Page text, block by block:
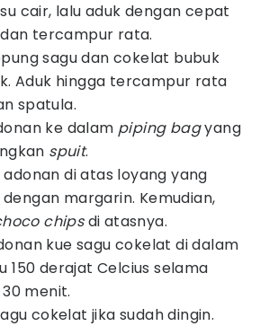
cair, lalu aduk dengan cepat
tercampur rata.
sagu dan cokelat bubuk
Aduk hingga tercampur rata
spatula.
ke dalam piping bagyang
spuit.
di atas loyang yang
margarin. Kemudian,
chipsdi atasnya.
kue sagu cokelat di dalam
150 derajat Celcius selama
menit.
cokelat jika sudah dingin.